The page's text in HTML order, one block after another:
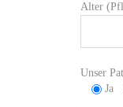
Alter
Unser
Ja